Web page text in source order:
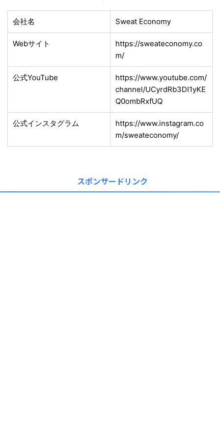
会社名 Sweat Economy
Webサイト
https://sweateconomy.co
m/
公式YouTube
https://www.youtube.com/
channel/UCyrdRb3DI1yKE
Q0ombRxfUQ
公式インスタグラム
https://www.instagram.co
m/sweateconomy/
スポンサードリンク